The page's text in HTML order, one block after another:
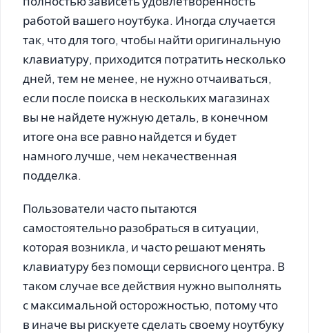
работой вашего ноутбука. Иногда случается
так, что для того, чтобы найти оригинальную
клавиатуру, приходится потратить несколько
дней, тем не менее, не нужно отчаиваться,
если после поиска в нескольких магазинах
вы не найдете нужную деталь, в конечном
итоге она все равно найдется и будет
намного лучше, чем некачественная
подделка.
Пользователи часто пытаются
самостоятельно разобраться в ситуации,
которая возникла, и часто решают менять
клавиатуру без помощи сервисного центра. В
таком случае все действия нужно выполнять
с максимальной осторожностью, потому что
в иначе вы рискуете сделать своему ноутбуку